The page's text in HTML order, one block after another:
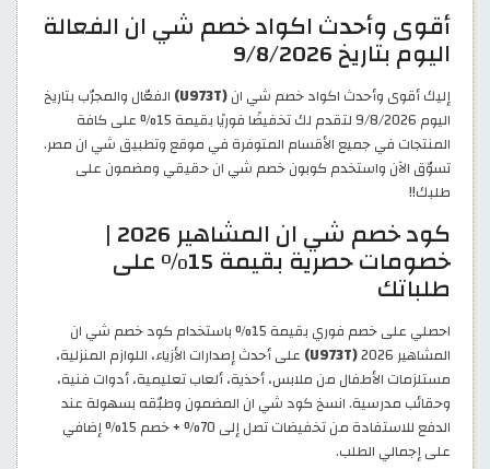
أقوى وأحدث اكواد خصم شي ان الفعالة
اليوم بتاريخ 9/8/2026
إليك أقوى وأحدث اكواد خصم شي ان(U973T)
الفعّال والمجرّب بتاريخ
اليوم 9/8/2026 لتقدم لك تخفيضًا فوريًا بقيمة 15% على كافة
المنتجات في جميع الأقسام المتوفرة في موقع وتطبيق شي ان مصر.
تسوّق الآن واستخدم كوبون خصم شي ان حقيقي ومضمون على
طلبك!!
كود خصم شي ان المشاهير 2026 |
خصومات حصرية بقيمة 15% على
طلباتك
احصلي على خصم فوري بقيمة 15% باستخدام كود خصم شي ان
المشاهير 2026
(U973T)
على أحدث إصدارات الأزياء، اللوازم المنزلية،
مستلزمات الأطفال من ملابس، أحذية، ألعاب تعليمية، أدوات فنية،
وحقائب مدرسية. انسخ كود شي ان المضمون وطبّقه بسهولة عند
الدفع للاستفادة من تخفيضات تصل إلى 70% + خصم 15% إضافي
على إجمالي الطلب.